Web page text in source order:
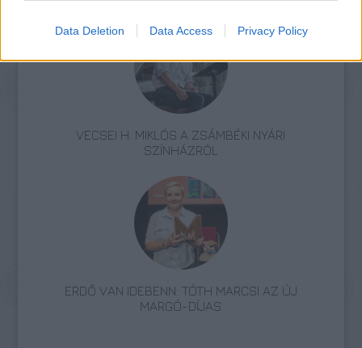
Data Deletion Data Access Privacy Policy
VECSEI H. MIKLÓS A ZSÁMBÉKI NYÁRI
SZÍNHÁZRÓL
ERDŐ VAN IDEBENN: TÓTH MARCSI AZ ÚJ
MARGÓ-DÍJAS